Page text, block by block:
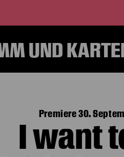
UND
Premiere 30.
I want